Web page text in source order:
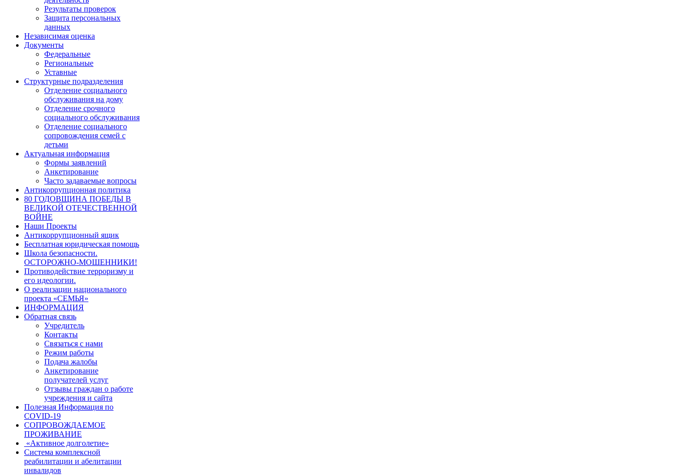
Результаты проверок
Защита персональных
данных
Независимая оценка
Документы
Федеральные
Региональные
Уставные
Структурные подразделения
Отделение социального
обслуживания на дому
Отделение срочного
социального обслуживания
Отделение социального
сопровождения семей с
детьми
Актуальная информация
Формы заявлений
Анкетирование
Часто задаваемые вопросы
Антикоррупционная политика
80 ГОДОВЩИНА ПОБЕДЫ В
ВЕЛИКОЙ ОТЕЧЕСТВЕННОЙ
ВОЙНЕ
Наши Проекты
Антикоррупционный ящик
Бесплатная юридическая помощь
Школа безопасности.
ОСТОРОЖНО-МОШЕННИКИ!
Противодействие терроризму и
его идеологии.
О реализации национального
проекта «СЕМЬЯ»
ИНФОРМАЦИЯ
Обратная связь
Учредитель
Контакты
Связаться с нами
Режим работы
Подача жалобы
Анкетирование
получателей услуг
Отзывы граждан о работе
учреждения и сайта
Полезная Информация по
COVID-19
СОПРОВОЖДАЕМОЕ
ПРОЖИВАНИЕ
«Активное долголетие»
Система комплексной
реабилитации и абелитации
инвалидов